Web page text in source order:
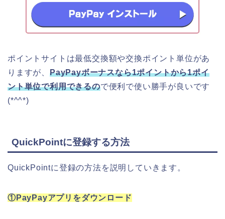
ポイントサイトは最低交換額や交換ポイント単位があ
りますが、 PayPayボーナスなら1ポイントから1ポイ
ント単位で利用できるので便利で使い勝手が良いです
(*^^*)
QuickPointに登録する方法
QuickPointに登録の方法を説明していきます。
①PayPayアプリをダウンロード